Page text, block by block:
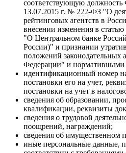
соответствующую должность
13.07.2015 г. № 222-ФЗ "О
рейтинговых агентств в
внесении изменения в
"О Центральном банке
России)" и признании
положений законодательных
Федерации" и нормативными
идентификационный номер
постановки его на учет,
постановки на учет в
сведения об образовании,
квалификации, реквизиты
сведения о трудовой
поощрений, награждений;
сведения об имущественном
иные персональные данные,